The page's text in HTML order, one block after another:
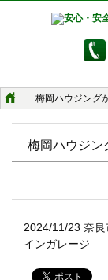
梅岡ハウジング
梅岡ハウジン
2024/11/23 奈
インガレージ